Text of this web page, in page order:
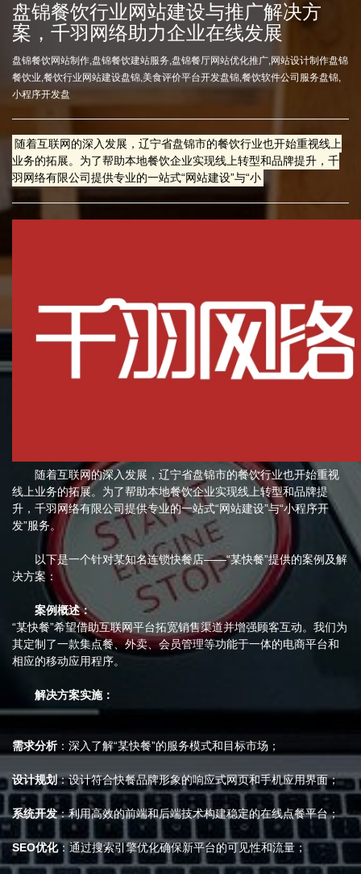
盘锦餐饮行业网站建设与推广解决方
案，千羽网络助力企业在线发展
盘锦餐饮网站制作,盘锦餐饮建站服务,盘锦餐厅网站优化推广,网站设计制作盘锦
餐饮业,餐饮行业网站建设盘锦,美食评价平台开发盘锦,餐饮软件公司服务盘锦,
小程序开发盘
随着互联网的深入发展，辽宁省盘锦市的餐饮行业也开始重视线上
业务的拓展。为了帮助本地餐饮企业实现线上转型和品牌提升，千
羽网络有限公司提供专业的一站式“网站建设”与“小
随着互联网的深入发展，辽宁省盘锦市的餐饮行业也开始重视
线上业务的拓展。为了帮助本地餐饮企业实现线上转型和品牌提
升，千羽网络有限公司提供专业的一站式“网站建设”与“小程序开
发”服务。
以下是一个针对某知名连锁快餐店——“某快餐”提供的案例及解
决方案：
案例概述：
“某快餐”希望借助互联网平台拓宽销售渠道并增强顾客互动。我们为
其定制了一款集点餐、外卖、会员管理等功能于一体的电商平台和
相应的移动应用程序。
解决方案实施：
需求分析：深入了解“某快餐”的服务模式和目标市场；
设计规划：设计符合快餐品牌形象的响应式网页和手机应用界面；
系统开发：利用高效的前端和后端技术构建稳定的在线点餐平台；
SEO优化：通过搜索引擎优化确保新平台的可见性和流量；